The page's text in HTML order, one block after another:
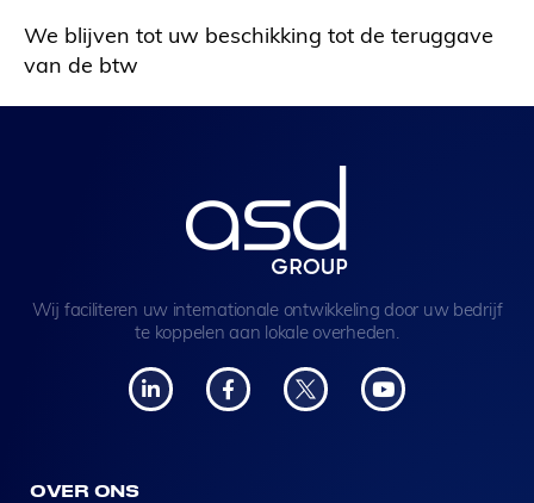
We blijven tot uw beschikking tot de teruggave
van de btw
Wij faciliteren uw internationale ontwikkeling door uw bedrijf
te koppelen aan lokale overheden.
OVER ONS